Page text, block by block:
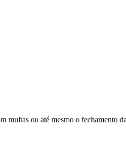
multas ou até mesmo o fechamento